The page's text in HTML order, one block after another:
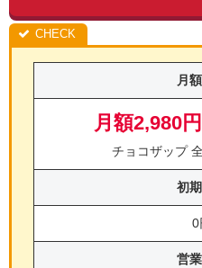
月
月額2,980円
チョコザップ
初
0
営